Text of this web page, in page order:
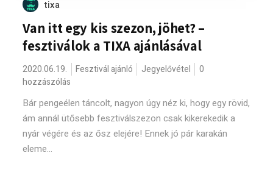
tixa
Van itt egy kis szezon, jöhet? –
fesztiválok a TIXA ajánlásával
2020.06.19. Fesztivál ajánló Jegyelővétel
0
hozzászólás
Bár pengeélen táncolt, nagyon úgy néz ki, hogy egy rövid,
ám annál ütősebb fesztiválszezon csak kikerekedik a
nyár végére és az ősz elejére! Ennek jó pár karakán
eleme...